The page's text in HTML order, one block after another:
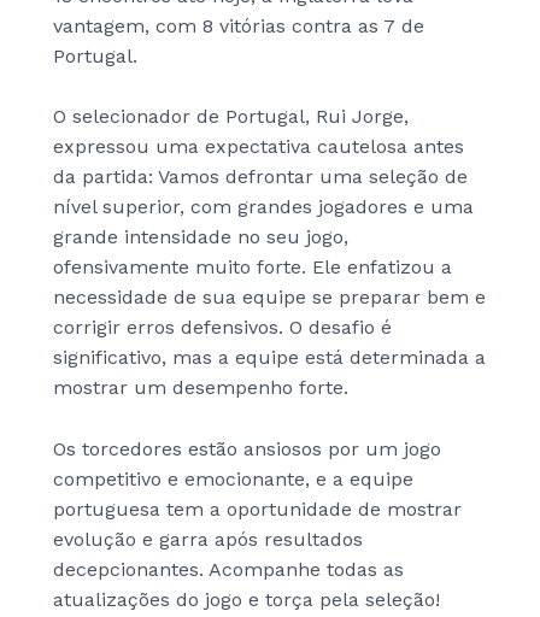
vantagem, com 8 vitórias contra as 7 de
Portugal.
O selecionador de Portugal, Rui Jorge,
expressou uma expectativa cautelosa antes
da partida: Vamos defrontar uma seleção de
nível superior, com grandes jogadores e uma
grande intensidade no seu jogo,
ofensivamente muito forte. Ele enfatizou a
necessidade de sua equipe se preparar bem e
corrigir erros defensivos. O desafio é
significativo, mas a equipe está determinada a
mostrar um desempenho forte.
Os torcedores estão ansiosos por um jogo
competitivo e emocionante, e a equipe
portuguesa tem a oportunidade de mostrar
evolução e garra após resultados
decepcionantes. Acompanhe todas as
atualizações do jogo e torça pela seleção!